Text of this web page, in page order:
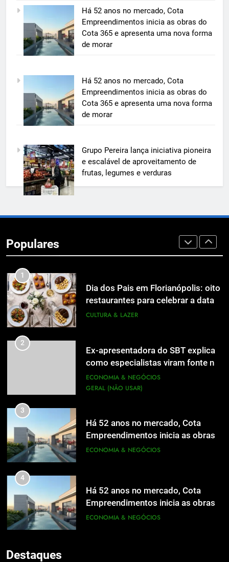
Há 52 anos no mercado, Cota
Empreendimentos inicia as obras do
Cota 365 e apresenta uma nova forma
de morar
Há 52 anos no mercado, Cota
Empreendimentos inicia as obras do
Cota 365 e apresenta uma nova forma
de morar
Grupo Pereira lança iniciativa pioneira
e escalável de aproveitamento de
frutas, legumes e verduras
Populares
5
Grupo Pereira lança iniciativa
pioneira e escalável de
aproveitamento de frutas, legumes
ECONOMIA & NEGÓCIOS
BIM transforma a construção civil
e mostra na prática como reduzir
custos, evitar desperdícios e
ECONOMIA & NEGÓCIOS
A 6ª edição do Prêmio ACI OCESC
de Jornalismo está com as
inscrições abertas
UTILIDADE PÚBLICA
A 6ª edição do Prêmio ACI OCESC
de Jornalismo está com as
1
Dia dos Pais em Florianópolis: oito
restaurantes para celebrar a data
em família
CULTURA & LAZER
2
Ex-apresentadora do SBT explica
como especialistas viram fonte na
mídia
ECONOMIA & NEGÓCIOS
GERAL (NÃO USAR)
3
Há 52 anos no mercado, Cota
Empreendimentos inicia as obras
do Cota 365 e apresenta uma nova
ECONOMIA & NEGÓCIOS
4
Há 52 anos no mercado, Cota
Empreendimentos inicia as obras
do Cota 365 e apresenta uma nova
ECONOMIA & NEGÓCIOS
Destaques
5